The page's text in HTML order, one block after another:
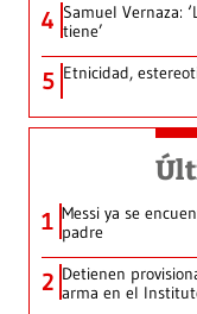
4 Samuel Vernaza:
tiene’
5 Etnicidad,
1 Messi ya se
padre
2 Detienen
arma en el